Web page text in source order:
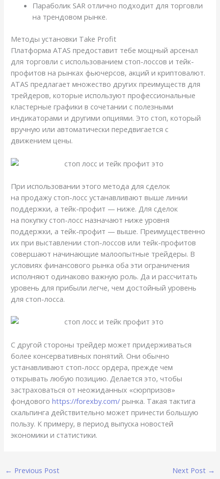
Параболик SAR отлично подходит для торговли
на трендовом рынке.
Методы установки Take Profit
Платформа ATAS предоставит тебе мощный арсенал
для торговли с использованием стоп-лоссов и тейк-
профитов на рынках фьючерсов, акций и криптовалют.
ATAS предлагает множество других преимуществ для
трейдеров, которые используют профессиональные
кластерные графики в сочетании с полезными
индикаторами и другими опциями. Это стоп, который
вручную или автоматически передвигается с
движением цены.
При использовании этого метода для сделок
на продажу стоп-лосс устанавливают выше линии
поддержки, а тейк-профит — ниже. Для сделок
на покупку стоп-лосс назначают ниже уровня
поддержки, а тейк-профит — выше. Преимущественно
их при выставлении стоп-лоссов или тейк-профитов
совершают начинающие малоопытные трейдеры. В
условиях финансового рынка оба эти ограничения
исполняют одинаково важную роль. Да и рассчитать
уровень для прибыли легче, чем достойный уровень
для стоп-лосса.
С другой стороны трейдер может придерживаться
более консервативных понятий. Они обычно
устанавливают стоп-лосс ордера, прежде чем
открывать любую позицию. Делается это, чтобы
застраховаться от неожиданных «сюрпризов»
фондовогоhttps://forexby.com/ рынка. Такая тактига
скальпинга действительно может принести большую
пользу. К примеру, в период выпуска новостей
экономики и статистики.
← Previous Post Next Post →